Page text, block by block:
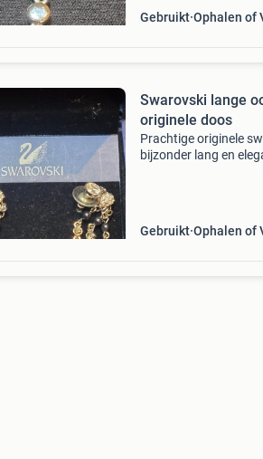
Gebruikt Ophalen of
Swarovski lange
originele doos
Prachtige originele
bijzonder lang en
Gebruikt Ophalen of